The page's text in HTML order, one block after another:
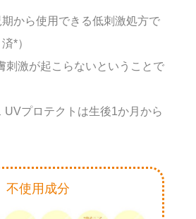
から使用できる低刺激処方で
*）
刺激が起こらないということで
プロテクトは生後1か月から
不使用成分